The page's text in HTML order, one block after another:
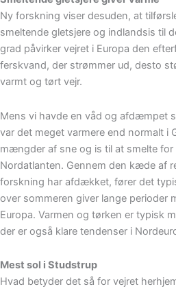
Ny forskning viser desuden, at
smeltende gletsjere og indlandsis til
grad påvirker vejret i Europa den
ferskvand, der strømmer ud, desto
varmt og tørt vejr.
Mens vi havde en våd og afdæmpet
var det meget varmere end normalt i
mængder af sne og is til at smelte
Nordatlanten. Gennem den kæde af
forskning har afdækket, fører det
over sommeren giver lange perioder
Europa. Varmen og tørken er typisk
der er også klare tendenser i
Mest sol i Studstrup
Hvad betyder det så for vejret